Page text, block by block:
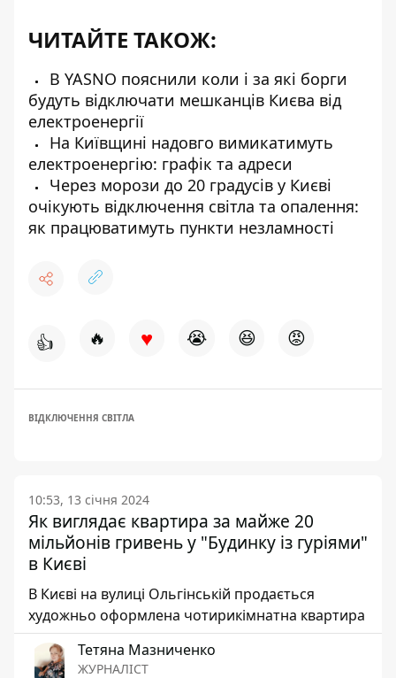
ЧИТАЙТЕ ТАКОЖ:
В YASNO пояснили коли і за які борги
будуть відключати мешканців Києва від
електроенергії
На Київщині надовго вимикатимуть
електроенергію: графік та адреси
Через морози до 20 градусів у Києві
очікують відключення світла та опалення:
як працюватимуть пункти незламності
👍 🔥 ♥ 😭 😆 😡
ВІДКЛЮЧЕННЯ СВІТЛА
10:53, 13 січня 2024
Як виглядає квартира за майже 20
мільйонів гривень у "Будинку із гуріями"
в Києві
В Києві на вулиці Ольгінській продається
художньо оформлена чотирикімнатна квартира
Тетяна Мазниченко
ЖУРНАЛІСТ